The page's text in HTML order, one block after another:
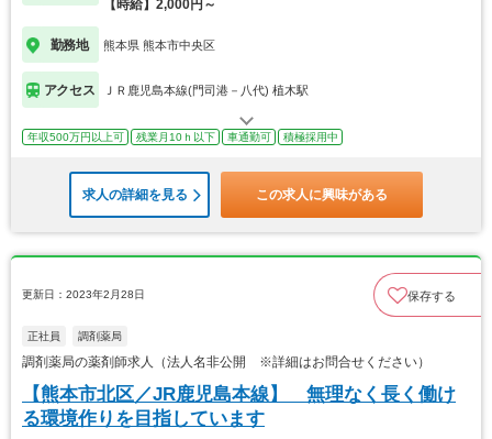
【時給】2,000円～
勤務地 熊本県 熊本市中央区
アクセス ＪＲ鹿児島本線(門司港－八代) 植木駅
年収500万円以上可 残業月10ｈ以下 車通勤可 積極採用中
求人の詳細を見る この求人に興味がある
更新日：2023年2月28日 保存する
正社員 調剤薬局
調剤薬局の薬剤師求人（法人名非公開 ※詳細はお問合せください）
【熊本市北区／JR鹿児島本線】 無理なく長く働け
る環境作りを目指しています